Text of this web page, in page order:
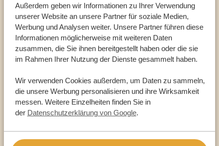
Außerdem geben wir Informationen zu Ihrer Verwendung
unserer Website an unsere Partner für soziale Medien,
Werbung und Analysen weiter. Unsere Partner führen diese
Informationen möglicherweise mit weiteren Daten
zusammen, die Sie ihnen bereitgestellt haben oder die sie
im Rahmen Ihrer Nutzung der Dienste gesammelt haben.
Wir verwenden Cookies außerdem, um Daten zu sammeln,
die unsere Werbung personalisieren und ihre Wirksamkeit
messen. Weitere Einzelheiten finden Sie in
der Datenschutzerklärung von Google.
Sprechen Sie mit einem
Reiseberater
UNSERE EXPERTEN HELFEN IHNEN GERN
DE:+49 3222 1850 795
ANDERE LÄNDER